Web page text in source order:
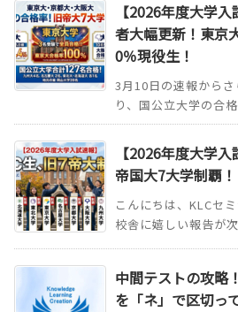
【2026年度大学
者大幅更新！東京
0％現役生！
3月10日の速報から
り、国公立大学の合
【2026年度大学
帝国大7大学制覇！
こんにちは、KLCセ
校舎に嬉しい報告が
中間テストの攻略
を「ネ」で区切っ